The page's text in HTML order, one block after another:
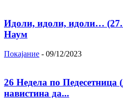
Идоли, идоли, идоли…
Наум
Покајание - 09/12/2023
26 Недела по
навистина да...